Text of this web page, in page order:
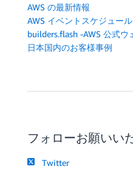
AWS の最新情報
AWS イベントスケジュール
builders.flash -AWS 公式ウ
日本国内のお客様事例
フォローお願いい
Twitter